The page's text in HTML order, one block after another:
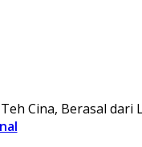
Cina, Berasal dari